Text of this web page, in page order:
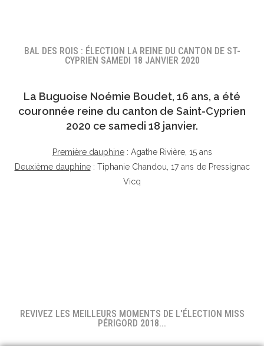
BAL DES ROIS : ÉLECTION LA REINE DU CANTON DE ST-
CYPRIEN SAMEDI 18 JANVIER 2020
La Buguoise Noémie Boudet, 16 ans, a été
couronnée reine du canton de Saint-Cyprien
2020 ce samedi 18 janvier.
Première dauphine: Agathe Rivière, 15 ans
Deuxième dauphine: Tiphanie Chandou, 17 ans de Pressignac
Vicq
REVIVEZ LES MEILLEURS MOMENTS DE L'ÉLECTION MISS
PÉRIGORD 2018...